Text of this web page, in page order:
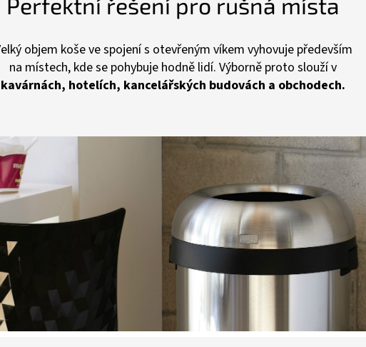
objem koše ve spojení s otevřeným víkem vyhovuje především
na místech, kde se pohybuje hodně lidí. Výborně proto slouží v
kavárnách, hotelích, kancelářských budovách a obchodech.